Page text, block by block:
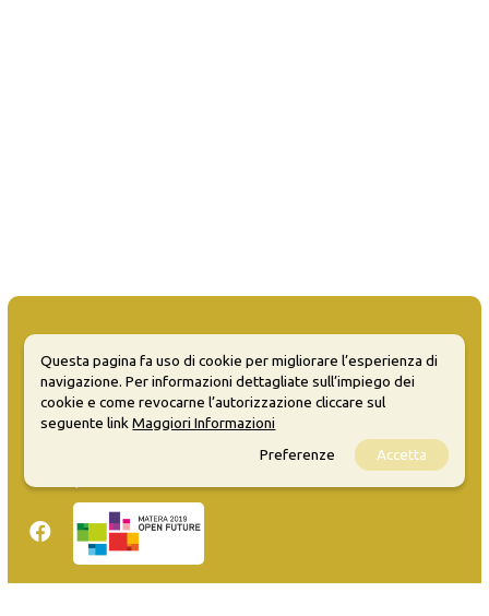
MATERA WELCOME EVENTS
Questa pagina fa uso di cookie per migliorare l’esperienza di
navigazione. Per informazioni dettagliate sull’impiego dei
cookie e come revocarne l’autorizzazione cliccare sul
seguente linkMaggiori Informazioni
Preferenze
Accetta